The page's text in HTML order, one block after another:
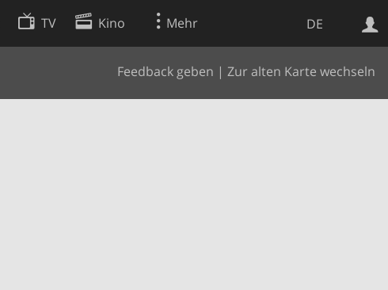
DE
TV Kino Mehr
Feedback geben | Zur alten Karte wechseln
Websuche